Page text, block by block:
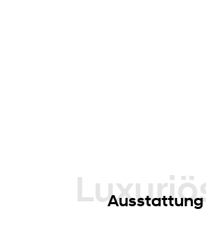
Luxuriöse
Ausstattung